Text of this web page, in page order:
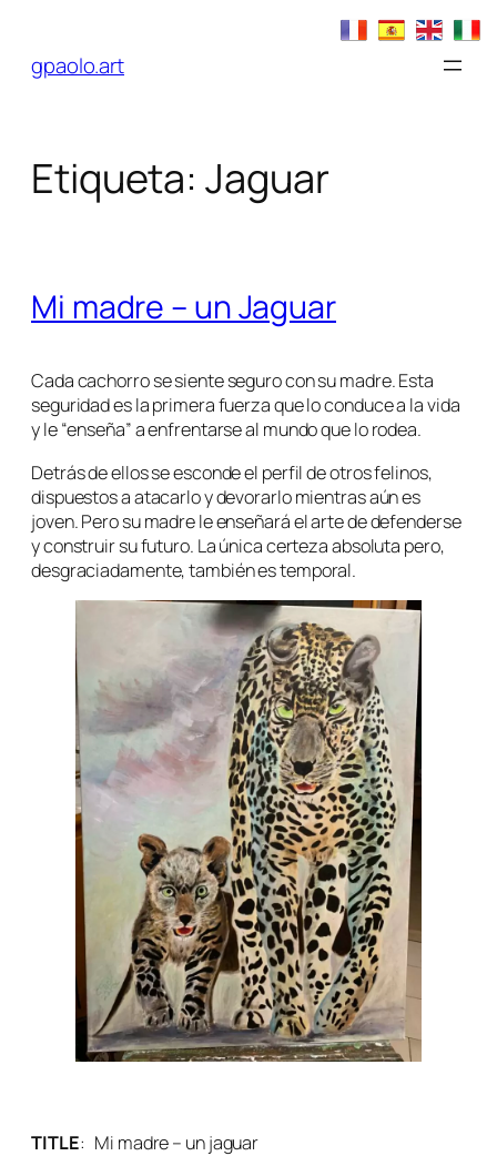
contenido
gpaolo.art
Etiqueta: Jaguar
Mi madre – un Jaguar
Cada cachorro se siente seguro con su madre. Esta
seguridad es la primera fuerza que lo conduce a la vida
y le “enseña” a enfrentarse al mundo que lo rodea.
Detrás de ellos se esconde el perfil de otros felinos,
dispuestos a atacarlo y devorarlo mientras aún es
joven. Pero su madre le enseñará el arte de defenderse
y construir su futuro. La única certeza absoluta pero,
desgraciadamente, también es temporal.
TITLE: Mi madre – un jaguar